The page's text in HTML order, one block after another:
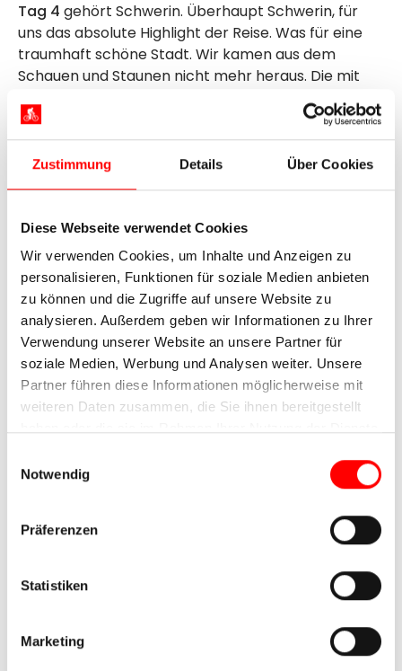
Zustimmung Details Über Cookies
Diese Webseite verwendet Cookies
Wir verwenden Cookies, um Inhalte und Anzeigen zu
personalisieren, Funktionen für soziale Medien anbieten
zu können und die Zugriffe auf unsere Website zu
analysieren. Außerdem geben wir Informationen zu Ihrer
Verwendung unserer Website an unsere Partner für
soziale Medien, Werbung und Analysen weiter. Unsere
Partner führen diese Informationen möglicherweise mit
weiteren Daten zusammen, die Sie ihnen bereitgestellt
Notwendig
Präferenzen
Statistiken
Marketing
Tag 4 gehört Schwerin. Überhaupt Schwerin, für
uns das absolute Highlight der Reise. Was für eine
traumhaft schöne Stadt. Wir kamen aus dem
Schauen und Staunen nicht mehr heraus. Die mit
angebotene Schifffahrt über die Schweriner Seen
waren auch wegen des sonnigen Wetters ein
Erlebnis. So entschlossen wir uns dann noch für eine
Stadtrundfahrt mit dem Touristenbus, was auch
sehr informativ war.
So viele Eindrücke, mit dem wunderschönen Schloss
Häusern, wir waren bestimmt nicht zum letzten Mal
in dieser schönen Stadt. Am Pier dann noch einen
Kaffee und am Abend im urigen Brauhaus gegessen.
Ein gelungener Abschluss.